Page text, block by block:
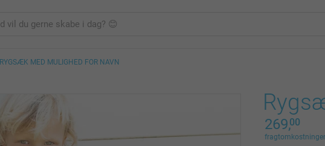
RYGSÆK MED MULIGHED FOR NAVN
269,00